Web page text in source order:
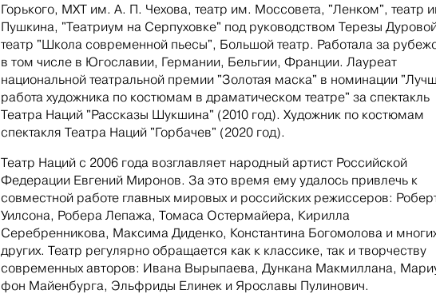
Горького, МХТ им. А. П. Чехова, театр им. Моссовета, "Ленком", театр
Пушкина, "Театриум на Серпуховке" под руководством Терезы
театр "Школа современной пьесы", Большой театр. Работала за
в том числе в Югославии, Германии, Бельгии, Франции. Лауреат
национальной театральной премии "Золотая маска" в номинации
работа художника по костюмам в драматическом театре" за спектакль
Театра Наций "Рассказы Шукшина" (2010 год). Художник по костюмам
спектакля Театра Наций "Горбачев" (2020 год).
Театр Наций с 2006 года возглавляет народный артист Российской
Федерации Евгений Миронов. За это время ему удалось привлечь к
совместной работе главных мировых и российских режиссеров:
Уилсона, Робера Лепажа, Томаса Остермайера, Кирилла
Серебренникова, Максима Диденко, Константина Богомолова и
других. Театр регулярно обращается как к классике, так и творчеству
современных авторов: Ивана Вырыпаева, Дункана Макмиллана,
фон Майенбурга, Эльфриды Елинек и Ярославы Пулинович.